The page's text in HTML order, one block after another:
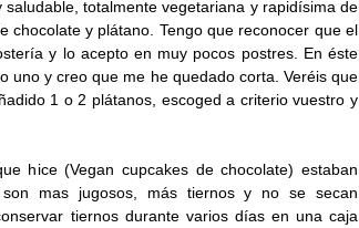
totalmente vegetariana y rapidísima de
chocolate y plátano. Tengo que reconocer que el
y lo acepto en muy pocos postres. En éste
uno y creo que me he quedado corta. Veréis que
1 o 2 plátanos, escoged a criterio vuestro y
hice (Vegan cupcakes de chocolate) estaban
mas jugosos, más tiernos y no se secan
tiernos durante varios días en una caja